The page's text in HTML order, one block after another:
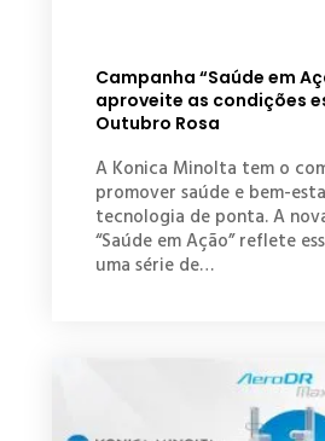
Campanha “Saúde em
aproveite as condições
Outubro Rosa
A Konica Minolta tem o
promover saúde e bem-
tecnologia de ponta. A
“Saúde em Ação” reflete
uma série de…